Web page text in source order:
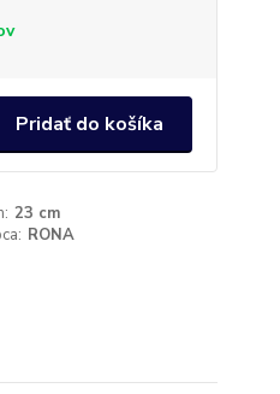
Pridať do košíka
23 cm
RONA